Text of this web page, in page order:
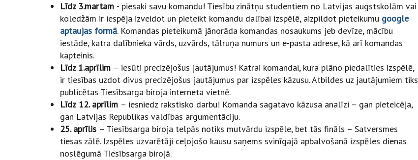
Līdz 3.martam - piesaki savu komandu! Tiesību zinātņu studentiem no Latvijas augstskolām vai
koledžām ir iespēja izveidot un pieteikt komandu dalībai izspēlē, aizpildot pieteikumu google
aptaujas formā. Komandas pieteikumā jānorāda komandas nosaukums jeb devīze, mācību
iestāde, katra dalībnieka vārds, uzvārds, tālruņa numurs un e-pasta adrese, kā arī komandas
kapteinis.
Līdz 1.aprīlim – iesūti precizējošus jautājumus! Katrai komandai, kura plāno piedalīties izspēlē,
ir tiesības uzdot divus precizējošus jautājumus par izspēles kāzusu. Atbildes uz jautājumiem tiks
publicētas Tiesībsarga biroja interneta vietnē.
Līdz 12. aprīlim – iesniedz rakstisko darbu! Komanda sagatavo kāzusa analīzi – gan pieteicēja,
gan Latvijas Republikas valdības argumentāciju.
25. aprīlis – Tiesībsarga biroja telpās notiks mutvārdu izspēle, bet tās fināls – Satversmes
tiesas zālē. Izspēles uzvarētāji ceļojošo kausu saņems svinīgajā apbalvošanā izspēles dienas
noslēgumā Tiesībsarga birojā.